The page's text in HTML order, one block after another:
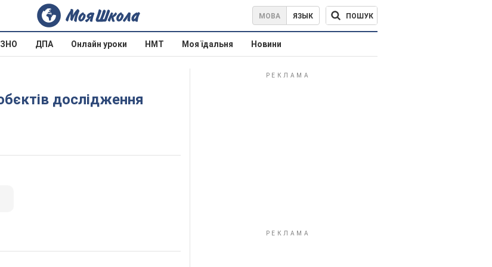
МОВА ЯЗЫК ПОШУК
ЗНО ДПА Онлайн уроки НМТ Моя їдальня Новини